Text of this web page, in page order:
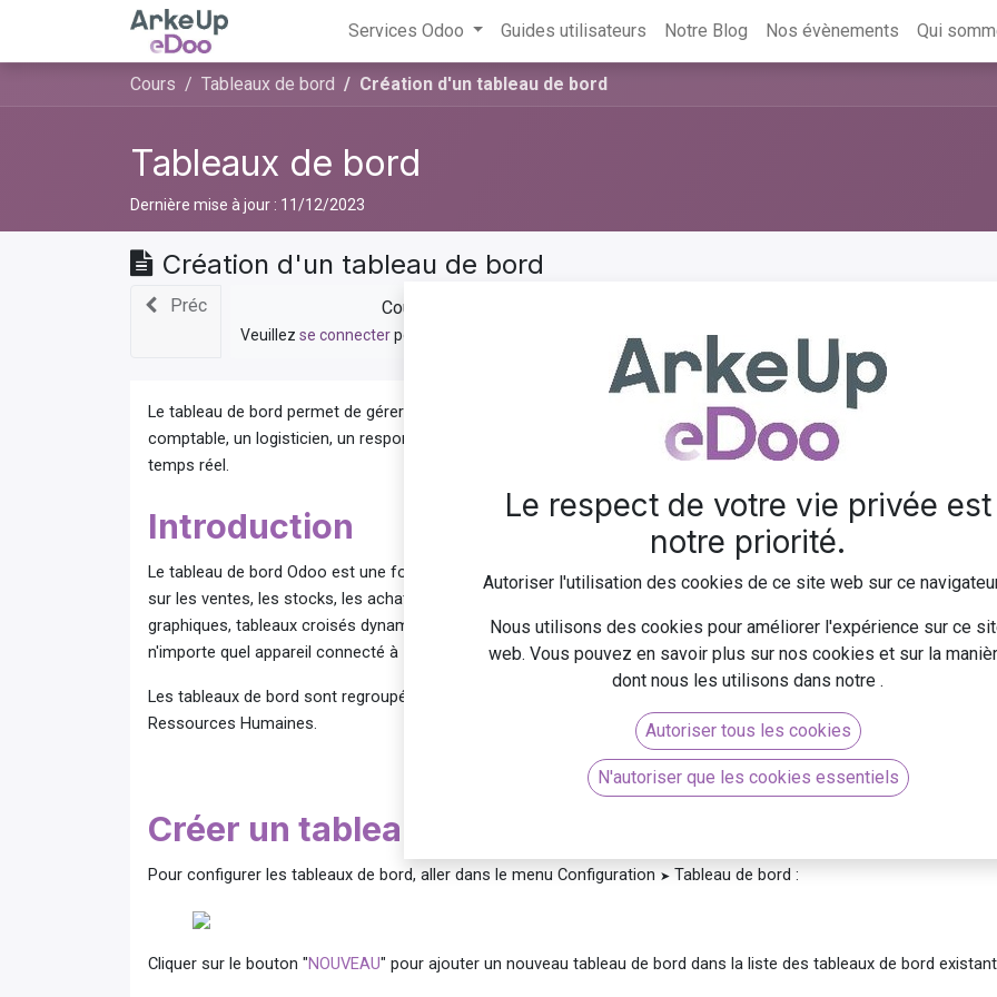
Services Odoo Guides utilisateurs Notre Blog Nos évènements Qui
Cours Tableaux de bord Création d'un tableau de bord
Tableaux de bord
Dernière mise à jour : 11/12/2023
Création d'un tableau de bord
Préc Cours privé
Veuillez se connecterpour contacter un responsable.
Le tableau de bord permet de gérer une vue d’ensemble des activités de chaque utilisateur: un commercial, un
comptable, un logisticien, un responsable RH … Il permet de prendre des décisions et de suivre les performances en
temps réel.
Introduction
Le tableau de bord Odoo est une fonctionnalité personnalisable suivant son besoin. Il fournit des données en temps
sur les ventes, les stocks, les achats, les projets, les factures ou tout autre aspect de l'entreprise, sous forme de
graphiques, tableaux croisés dynamiques, diagrammes et autres représentations visuelles. Il est accessible à partir
n'importe quel appareil connecté à Internet et offre une interface utilisateur intuitive et conviviale.
Les tableaux de bord sont regroupés par catégorie : Ventes, CRM, Finances, Logistiques, Projets, Marketing, Site
Ressources Humaines.
Créer un tableau de bord
Pour configurer les tableaux de bord, aller dans le menu Configuration ➤ Tableau de bord :
Cliquer sur le bouton "NOUVEAU" pour ajouter un nouveau tableau de bord dans la liste des tableaux de bord
Le respect de votre vie privée est
notre priorité.
Autoriser l'utilisation des cookies de ce site web sur ce
Nous utilisons des cookies pour améliorer l'expérience sur ce
web. Vous pouvez en savoir plus sur nos cookies et sur la
dont nous les utilisons dans notre .
Autoriser tous les cookies
N'autoriser que les cookies essentiels